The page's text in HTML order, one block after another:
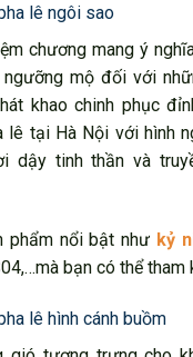
lê ngôi sao
chương mang ý
mộ đối với
khao chinh phục
lê tại Hà Nội với hình
dậy tinh thần và
phẩm nổi bật như kỷ
bạn có thể tham
lê hình cánh buồm